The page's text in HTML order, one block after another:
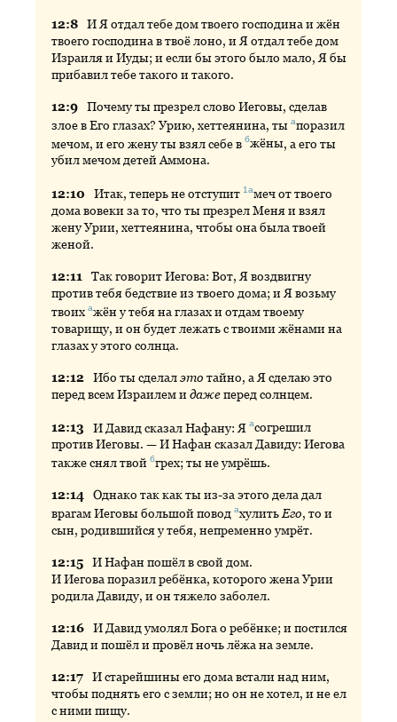
12:8 И Я отдал тебе дом твоего господина и жён
твоего господина в твоё лоно, и Я отдал тебе дом
Израиля и Иуды; и если бы этого было мало, Я бы
прибавил тебе такого и такого.
12:9 Почемуты презрел слово Иеговы, сделав
злое в Его глазах? Урию, хеттеянина, тыапоразил
мечом, и его жену ты взял себе вбжёны, а его ты
убил мечом детей Аммона.
12:10 Итак, теперь не отступит1амечот твоего
дома вовеки за то, что ты презрел Меня и взял
жену Урии, хеттеянина, чтобы она была твоей
женой.
12:11 Такговорит Иегова: Вот, Я воздвигну
против тебя бедствие из твоего дома; и Я возьму
твоихажёну тебя на глазах и отдам твоему
товарищу, и он будет лежать с твоими жёнами на
глазах у этого солнца.
12:12 Ибо ты сделалэто тайно, а Я сделаю это
перед всем Израилем идажеперед солнцем.
12:13 И Давид сказал Нафану: Яасогрешил
против Иеговы. — И Нафан сказал Давиду: Иегова
также снял твойбгрех; ты не умрёшь.
12:14 Однако так как ты из-за этого дела дал
врагам Иеговы большой поводахулить Его, то и
сын, родившийся у тебя, непременно умрёт.
12:15 ИНафан пошёл в свой дом.
И Иегова поразил ребёнка, которого жена Урии
родила Давиду, и он тяжело заболел.
12:16 И Давид умолял Бога о ребёнке; и постился
Давид и пошёл и провёл ночь лёжа на земле.
12:17 Истарейшины его дома встали над ним,
чтобы поднять его с земли; но он не хотел, и не ел
с ними пищу.